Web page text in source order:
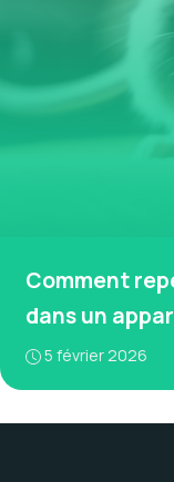
Comment
dans un
5 février 2026